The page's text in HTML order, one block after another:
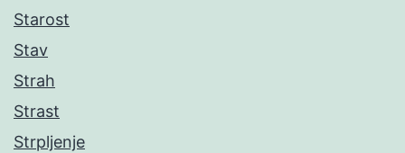
Starost
Stav
Strah
Strast
Strpljenje